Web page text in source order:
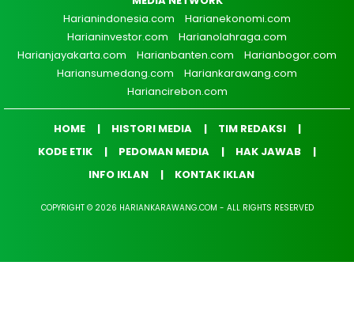
Harianindonesia.com
Harianekonomi.com
Harianinvestor.com
Harianolahraga.com
Harianjayakarta.com
Harianbanten.com
Harianbogor.com
Hariansumedang.com
Hariankarawang.com
Hariancirebon.com
HOME HISTORI MEDIA
TIM REDAKSI
KODE ETIK
PEDOMAN MEDIA
HAK JAWAB
INFO IKLAN
KONTAK IKLAN
COPYRIGHT © 2026 HARIANKARAWANG.COM - ALL RIGHTS RESERVED